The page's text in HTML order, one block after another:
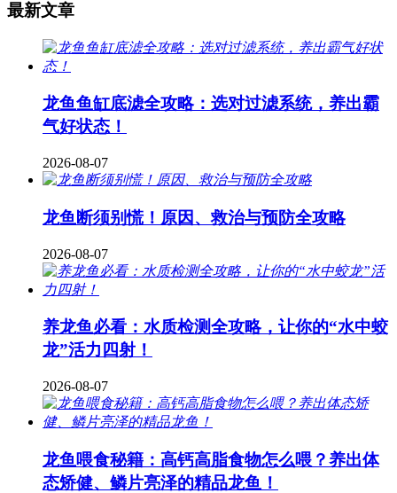
最新文章
龙鱼鱼缸底滤全攻略：选对过滤系统，养出霸
气好状态！
2026-08-07
龙鱼断须别慌！原因、救治与预防全攻略
2026-08-07
养龙鱼必看：水质检测全攻略，让你的“水中蛟
龙”活力四射！
2026-08-07
龙鱼喂食秘籍：高钙高脂食物怎么喂？养出体
态矫健、鳞片亮泽的精品龙鱼！